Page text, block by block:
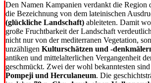
Den Namen Kampanien verdankt die Region
die Bezeichnung von dem lateinischen
(glückliche Landschaft) ableiteten. Damit
große Fruchtbarkeit der Landschaft
nicht nur von der mediterranen Vegetation,
unzähligen Kulturschätzen und -
antiken und mittelalterlichen Vergangenheit
geschmückt. Zwei der wohl bekanntesten
Pompeji und Herculaneum. Die